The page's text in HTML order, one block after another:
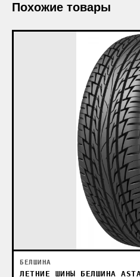
Похожие товары
БЕЛШИНА
ЛЕТНИЕ ШИНЫ БЕЛШИНА